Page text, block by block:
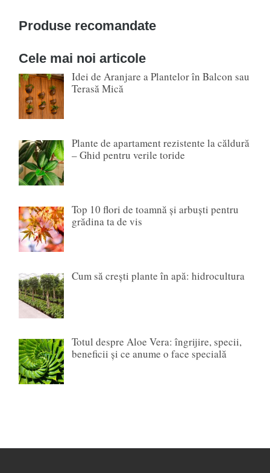
Produse recomandate
Cele mai noi articole
Idei de Aranjare a Plantelor în Balcon sau
Terasă Mică
Plante de apartament rezistente la căldură
– Ghid pentru verile toride
Top 10 flori de toamnă și arbuști pentru
grădina ta de vis
Cum să crești plante în apă: hidrocultura
Totul despre Aloe Vera: îngrijire, specii,
beneficii și ce anume o face specială